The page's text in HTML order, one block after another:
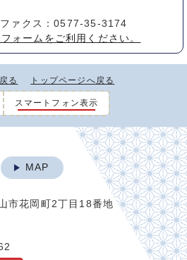
ァクス：0577-35-3174
ォームをご利用ください。
る トップページへ戻る
スマートフォン表示
MAP
市花岡町2丁目18番地